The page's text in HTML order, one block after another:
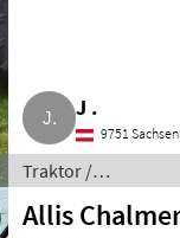
J .
9751
Traktor /
Standardni
traktor
Allis